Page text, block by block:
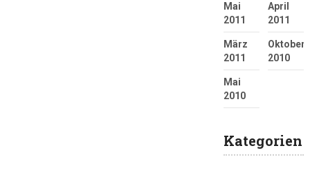
Mai
2011
April
2011
März
2011
Oktober
2010
Mai
2010
Kategorien